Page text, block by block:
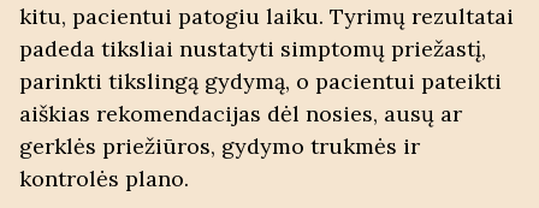
kitu, pacientui patogiu laiku. Tyrimų rezultatai
padeda tiksliai nustatyti simptomų priežastį,
parinkti tikslingą gydymą, o pacientui pateikti
aiškias rekomendacijas dėl nosies, ausų ar
gerklės priežiūros, gydymo trukmės ir
kontrolės plano.